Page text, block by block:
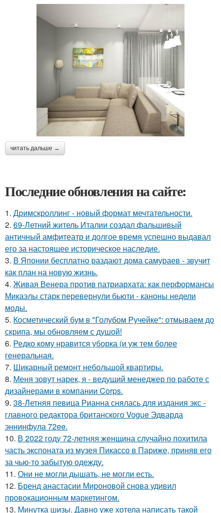
читать дальше →
Последние обновления на сайте:
1. Дримскроллинг - новый формат мечтательности.
2. 69-Летний житель Италии создал фальшивый
античный амфитеатр и долгое время успешно выдавал
его за настоящее историческое наследие.
3. В Японии бесплатно раздают дома самураев - звучит
как план на новую жизнь.
4. Живая Венера против патриархата: как перформансы
Микаэлы старк перевернули бьюти - каноны недели
моды.
5. Косметический бум в "Голубом Ручейке": отмываем до
скрипа, мы обновляем с душой!
6. Редко кому нравится уборка (и уж тем более
генеральная.
7. Шикарный ремонт небольшой квартиры.
8. Меня зовут нарек, я - ведущий менеджер по работе с
дизайнерами в компании Corps.
9. 38-Летняя певица Рианна снялась для издания экс -
главного редактора британского Vogue Эдварда
эннинфула 72ee.
10. В 2022 году 72-летняя женщина случайно похитила
часть экспоната из музея Пикассо в Париже, приняв его
за чью-то забытую одежду.
11. Они не могли дышать, не могли есть.
12. Бренд анастасии Мироновой снова удивил
провокационным маркетингом.
13. Минутка шизы. Давно уже хотела написать такой